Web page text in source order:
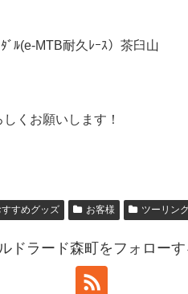
ﾞﾙ(e-MTB耐久ﾚｰｽ）茶臼山
くお願いします！
すすめグッズ お客様 ツーリン
ドラード森町をフォローす